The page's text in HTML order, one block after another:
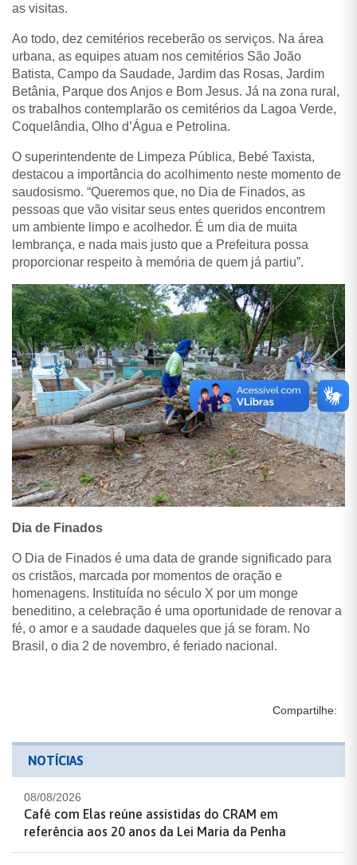
as visitas.
Ao todo, dez cemitérios receberão os serviços. Na área
urbana, as equipes atuam nos cemitérios São João
Batista, Campo da Saudade, Jardim das Rosas, Jardim
Betânia, Parque dos Anjos e Bom Jesus. Já na zona rural,
os trabalhos contemplarão os cemitérios da Lagoa Verde,
Coquelândia, Olho d’Água e Petrolina.
O superintendente de Limpeza Pública, Bebé Taxista,
destacou a importância do acolhimento neste momento de
saudosismo. “Queremos que, no Dia de Finados, as
pessoas que vão visitar seus entes queridos encontrem
um ambiente limpo e acolhedor. É um dia de muita
lembrança, e nada mais justo que a Prefeitura possa
proporcionar respeito à memória de quem já partiu”.
Dia de Finados
O Dia de Finados é uma data de grande significado para
os cristãos, marcada por momentos de oração e
homenagens. Instituída no século X por um monge
beneditino, a celebração é uma oportunidade de renovar a
fé, o amor e a saudade daqueles que já se foram. No
Brasil, o dia 2 de novembro, é feriado nacional.
Compartilhe:
NOTÍCIAS
08/08/2026
Café com Elas reúne assistidas do CRAM em
referência aos 20 anos da Lei Maria da Penha